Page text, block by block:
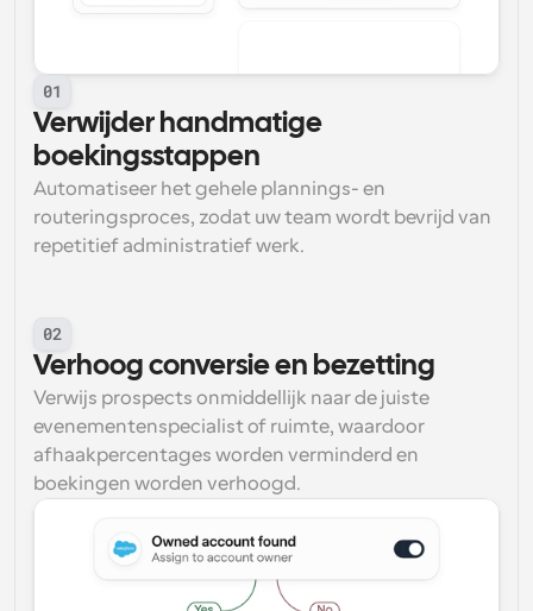
01
Verwijder handmatige
boekingsstappen
Automatiseer het gehele plannings- en
routeringsproces, zodat uw team wordt bevrijd van
repetitief administratief werk.
02
Verhoog conversie en bezetting
Verwijs prospects onmiddellijk naar de juiste
evenementenspecialist of ruimte, waardoor
afhaakpercentages worden verminderd en
boekingen worden verhoogd.